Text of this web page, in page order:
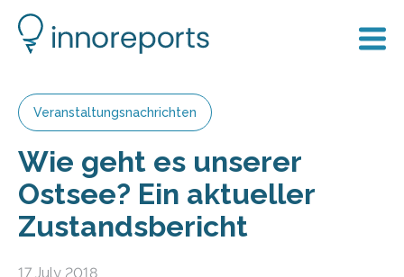
Veranstaltungsnachrichten
Wie geht es unserer
Ostsee? Ein aktueller
Zustandsbericht
17 July 2018